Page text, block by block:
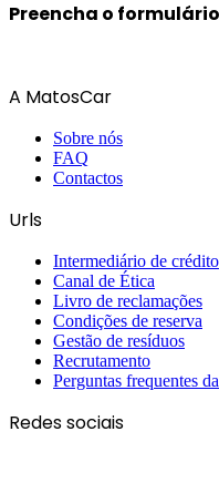
Preencha o
A MatosCar
Sobre nós
FAQ
Contactos
Urls
Intermediário de crédito
Canal de Ética
Livro de reclamações
Condições de reserva
Gestão de resíduos
Recrutamento
Perguntas frequentes
Redes sociais